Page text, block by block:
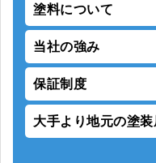
塗料について
当社の強み
保証制度
大手より地元の塗